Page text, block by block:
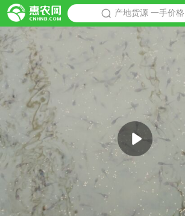
产地货源 一手价格
推荐